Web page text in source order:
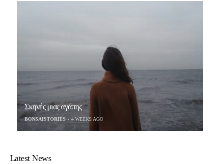
Σκηνές μιας αγάπης
BONSAISTORIES 4 WEEKS AGO
Latest News